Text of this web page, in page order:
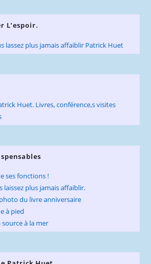
L’espoir.
ses fonctions !
laissez plus jamais affaiblir.
du livre anniversaire
à pied
source à la mer